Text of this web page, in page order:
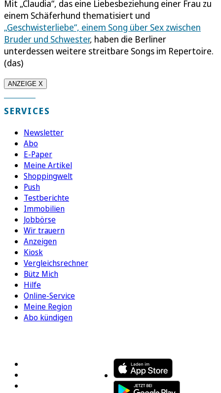
Mit „Claudia“, das eine Liebesbeziehung einer Frau zu
einem Schäferhund thematisiert und
„Geschwisterliebe“, einem Song über Sex zwischen
Bruder und Schwester, haben die Berliner
unterdessen weitere streitbare Songs im Repertoire.
(das)
ANZEIGE X
SERVICES
Newsletter
Abo
E-Paper
Meine Artikel
Shoppingwelt
Push
Testberichte
Immobilien
Jobbörse
Wir trauern
Anzeigen
Kiosk
Vergleichsrechner
Bütz Mich
Hilfe
Online-Service
Meine Region
Abo kündigen